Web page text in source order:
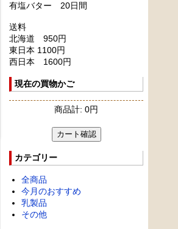
有塩バター 20日間
送料
北海道 950円
東日本 1100円
西日本 1600円
現在の買物かご
商品計: 0円
カテゴリー
全商品
今月のおすすめ
乳製品
その他